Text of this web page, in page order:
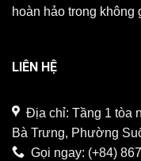
hoàn hảo trong không
LIÊN HỆ
Địa chỉ: Tầng 1 tòa
Bà Trưng, Phường
Gọi ngay: (+84)